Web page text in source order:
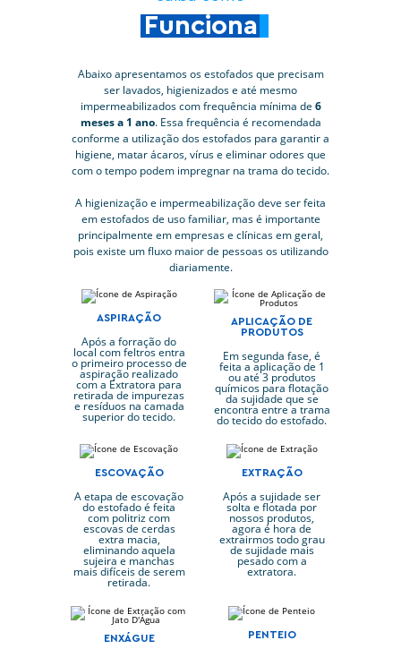
Funciona
Abaixo apresentamos os estofados que precisam
ser lavados, higienizados e até mesmo
impermeabilizados com frequência mínima de 6
meses a 1 ano. Essa frequência é recomendada
conforme a utilização dos estofados para garantir a
higiene, matar ácaros, vírus e eliminar odores que
com o tempo podem impregnar na trama do tecido.
A higienização e impermeabilização deve ser feita
em estofados de uso familiar, mas é importante
principalmente em empresas e clínicas em geral,
pois existe um fluxo maior de pessoas os utilizando
diariamente.
ASPIRAÇÃO
Após a forração do
local com feltros entra
o primeiro processo de
aspiração realizado
com a Extratora para
retirada de impurezas
e resíduos na camada
superior do tecido.
APLICAÇÃO DE
PRODUTOS
Em segunda fase, é
feita a aplicação de 1
ou até 3 produtos
químicos para flotação
da sujidade que se
encontra entre a trama
do tecido do estofado.
ESCOVAÇÃO
A etapa de escovação
do estofado é feita
com politriz com
escovas de cerdas
extra macia,
eliminando aquela
sujeira e manchas
mais difíceis de serem
retirada.
EXTRAÇÃO
Após a sujidade ser
solta e flotada por
nossos produtos,
agora é hora de
extrairmos todo grau
de sujidade mais
pesado com a
extratora.
ENXÁGUE PENTEIO